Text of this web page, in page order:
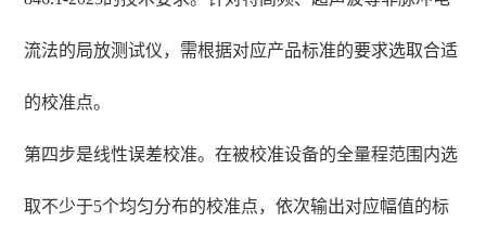
流法的局放测试仪，需根据对应产品标准的要求选取合适
的校准点。
第四步是线性误差校准。在被校准设备的全量程范围内选
取不少于5个均匀分布的校准点，依次输出对应幅值的标